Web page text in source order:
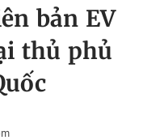
bản EV
thủ phủ